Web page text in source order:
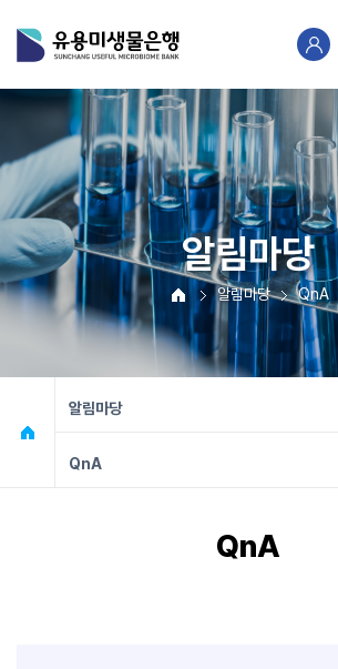
알림마당
알림마당 QnA
알림마당
QnA
QnA